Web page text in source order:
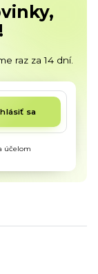
raz za 14 dní.
sa
účelom